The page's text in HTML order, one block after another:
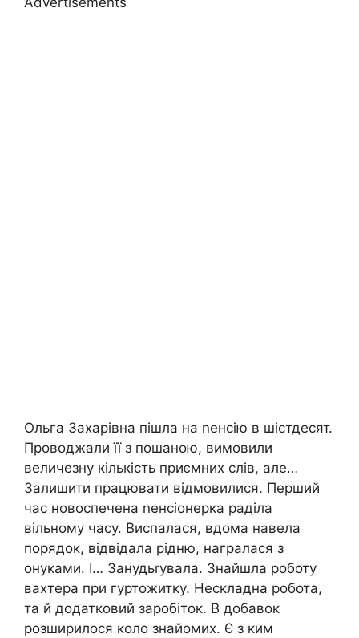
Ольга Захарівна пішла на nенсію в шістдесят.
Проводжали її з пошаною, вимовили
величезну кількість приємних слів, але…
Залишити працювати відмовилися. Перший
час новоспечена nенсіонерка раділа
вільному часу. Виспалася, вдома навела
порядок, відвідала рідню, награлася з
онуками. І… Занудьrувала. Знайшла роботу
вахтера при гуртожитку. Нескладна робота,
та й додатковий заробіток. В добавок
розширилося коло знайомих. Є з ким